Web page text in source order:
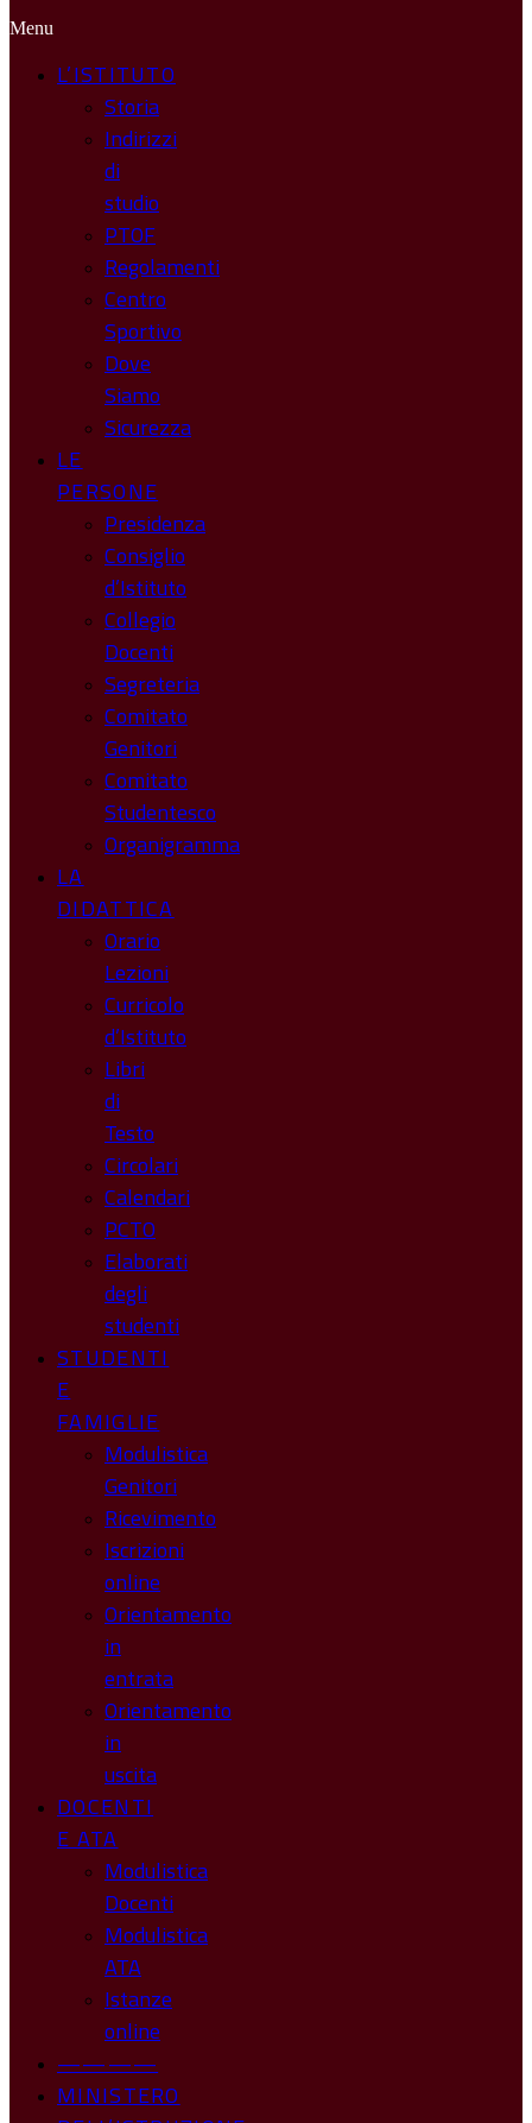
Menu
L’ISTITUTO
Storia
Indirizzi
di
studio
PTOF
Regolamenti
Centro
Sportivo
Dove
Siamo
Sicurezza
LE
PERSONE
Presidenza
Consiglio
d’Istituto
Collegio
Docenti
Segreteria
Comitato
Genitori
Comitato
Studentesco
Organigramma
LA
DIDATTICA
Orario
Lezioni
Curricolo
d’Istituto
Libri
di
Testo
Circolari
Calendari
PCTO
Elaborati
degli
studenti
STUDENTI
E
FAMIGLIE
Modulistica
Genitori
Ricevimento
Iscrizioni
online
Orientamento
in
entrata
Orientamento
in
uscita
DOCENTI
E ATA
Modulistica
Docenti
Modulistica
ATA
Istanze
online
————
MINISTERO